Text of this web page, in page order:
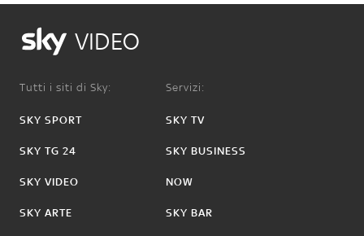
VIDEO
Tutti i siti di Sky:
SKY SPORT
SKY TG 24
SKY VIDEO
SKY ARTE
Servizi:
SKY TV
SKY BUSINESS
NOW
SKY BAR